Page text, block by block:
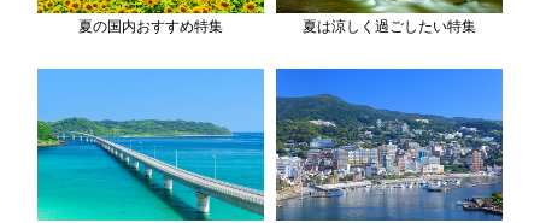
夏の国内おすすめ特集 夏は涼しく過ごしたい特集